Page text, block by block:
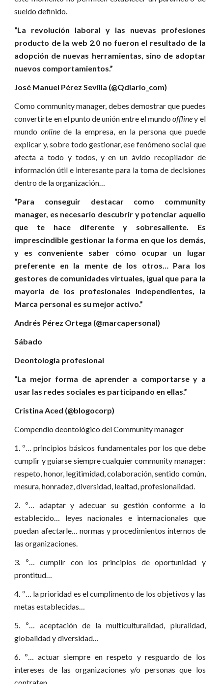
sueldo definido.
“La revolución laboral y las nuevas profesiones
producto de la web 2.0 no fueron el resultado de la
adopción de nuevas herramientas, sino de adoptar
nuevos comportamientos.”
José Manuel Pérez Sevilla (@Qdiario_com)
Como community manager, debes demostrar que puedes
convertirte en el punto de unión entre el mundooffliney el
mundoonline de la empresa, en la persona que puede
explicar y, sobre todo gestionar, ese fenómeno social que
afecta a todo y todos, y en un ávido recopilador de
información útil e interesante para la toma de decisiones
dentro de la organización…
“Para conseguir destacar como community
manager, es necesario descubrir y potenciar aquello
que te hace diferente y sobresaliente. Es
imprescindible gestionar la forma en que los demás,
y es conveniente saber cómo ocupar un lugar
preferente en la mente de los otros… Para los
gestores de comunidades virtuales, igual que para la
mayoría de los profesionales independientes, la
Marca personal es su mejor activo.”
Andrés Pérez Ortega (@marcapersonal)
Sábado
Deontología profesional
“La mejor forma de aprender a comportarse y a
usar las redes sociales es participando en ellas.”
Cristina Aced (@blogocorp)
Compendio deontológico del Community manager
1. º… principios básicos fundamentales por los que debe
cumplir y guiarse siempre cualquier community manager:
respeto, honor, legitimidad, colaboración, sentido común,
mesura, honradez, diversidad, lealtad, profesionalidad.
2. º… adaptar y adecuar su gestión conforme a lo
establecido… leyes nacionales e internacionales que
puedan afectarle… normas y procedimientos internos de
las organizaciones.
3. º… cumplir con los principios de oportunidad y
prontitud…
4. º… la prioridad es el cumplimento de los objetivos y las
metas establecidas…
5. º… aceptación de la multiculturalidad, pluralidad,
globalidad y diversidad…
6. º… actuar siempre en respeto y resguardo de los
intereses de las organizaciones y/o personas que los